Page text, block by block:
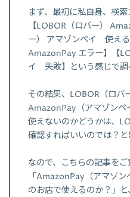
まず、最初に私自身、検索
【LOBOR（ロバー）
ー） アマゾンペイ 使える
AmazonPay エラー】【
イ 失敗】という感じで調
その結果、LOBOR（ロバ
AmazonPay（アマゾンペ
使えないのかどうかは、
確認すればいいのでは？と
なので、こちらの記事をご
「AmazonPay（アマゾン
のお店で使えるのか？」